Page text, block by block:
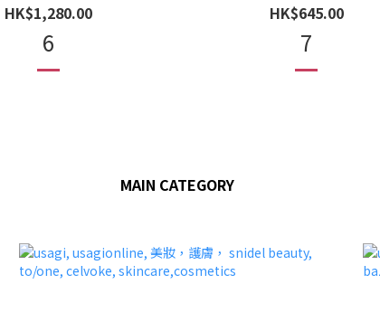
HK$1,280.00
6
HK$645.00
7
MAIN CATEGORY